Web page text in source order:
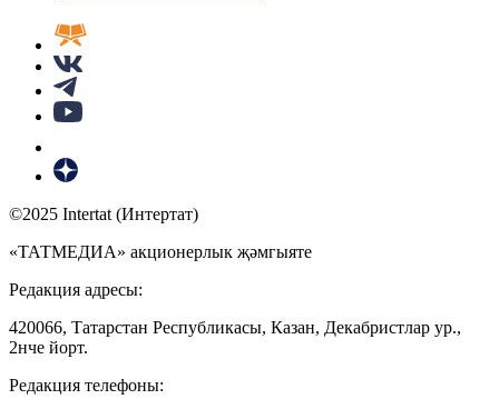
©2025 Intertat (Интертат)
«ТАТМЕДИА» акционерлык җәмгыяте
Редакция адресы:
420066, Татарстан Республикасы, Казан, Декабристлар ур.,
2нче йорт.
Редакция телефоны: